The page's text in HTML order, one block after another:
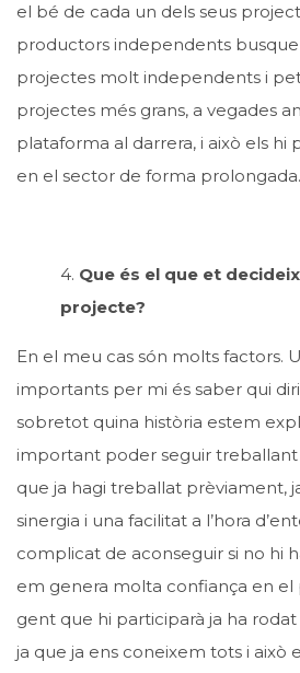
el bé de cada un dels seus
productors independents
projectes molt independents i
projectes més grans, a vegades
plataforma al darrera, i això els
en el sector de forma prolongada.
4. Que és el que et
projecte?
En el meu cas són molts factors.
importants per mi és saber qui
sobretot quina història estem
important poder seguir treballant
que ja hagi treballat prèviament,
sinergia i una facilitat a l’hora
complicat de aconseguir si no hi
em genera molta confiança en el
gent que hi participarà ja ha
ja que ja ens coneixem tots i això